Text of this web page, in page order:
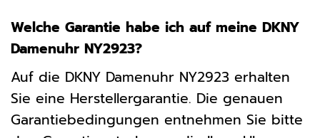
Welche Garantie habe ich auf meine DKNY
Damenuhr NY2923?
Auf die DKNY Damenuhr NY2923 erhalten
Sie eine Herstellergarantie. Die genauen
Garantiebedingungen entnehmen Sie bitte